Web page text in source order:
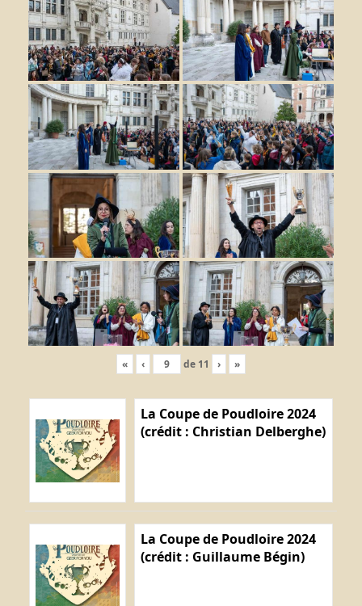
« ‹ de 11 › »
La Coupe de Poudloire 2024
(crédit : Christian Delberghe)
La Coupe de Poudloire 2024
(crédit : Guillaume Bégin)